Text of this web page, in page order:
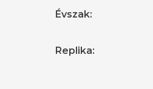
Évszak:
Replika: